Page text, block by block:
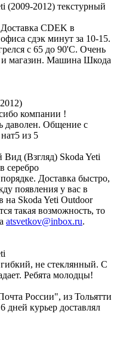
(2009-2012) текстурный
CDEK в
сдэк минут за 10-15.
с 65 до 90'С. Очень
и магазин. Машина Шкода
компании !
даволен. Общение с
из 5
(Взгляд) Skoda Yeti
серебро
Доставка быстро,
появления у вас в
на Skoda Yeti Outdoor
такая возможность, то
atsvetkov@inbox.ru.
не стеклянный. С
Ребята молодцы!
России", из Тольятти
дней курьер доставлял